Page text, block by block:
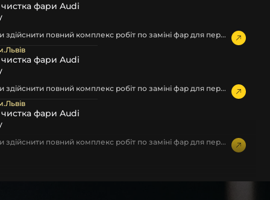
чистка фари Audi
повний комплекс робіт по заміні фар для пер...
чистка фари Audi
повний комплекс робіт по заміні фар для пер...
чистка фари Audi
повний комплекс робіт по заміні фар для пер...